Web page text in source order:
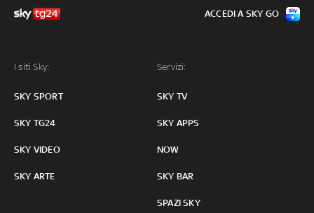
I siti Sky:
SKY SPORT
SKY TG24
SKY VIDEO
SKY ARTE
Servizi:
SKY TV
SKY APPS
NOW
SKY BAR
SPAZI SKY
ACCEDI A SKY GO